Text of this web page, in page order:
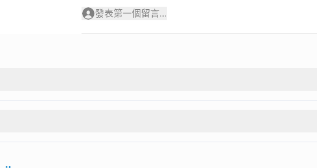
發表第一個留言...